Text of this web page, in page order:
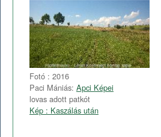
Fotó : 2016
Paci Mániás: Apci Képei
lovas adott patkót
Kép : Kaszálás után